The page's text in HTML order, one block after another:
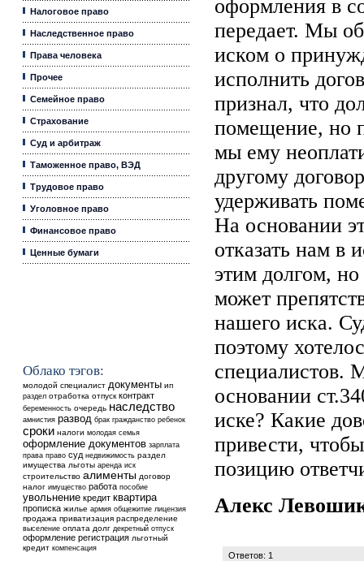
Налоговое право
Наследственное право
Права человека
Прочее
Семейное право
Страхование
Суд и арбитраж
Таможенное право, ВЭД
Трудовое право
Уголовное право
Финансовое право
Ценные бумаги
Облако тэгов:
молодой специалист документы ип
раздел отработка отпуск контракт
беременность очередь наследство
амнистия развод брак гражданство ребенок
сроки налоги молодая семья
оформление документов зарплата
права право суд недвижимость раздел
имущества льготы аренда иск
строительство алименты договор
налог имущество работа пособие
увольнение кредит квартира
прописка жилье армия общежитие лицензия
продажа приватизация распределение
выселение оплата долг декретный отпуск
оформление регистрация льготный
кредит компенсация
оформления в
передает. Мы
иском о
исполнить
признал, что
помещение, но
мы ему
другому
удерживать
На основании
отказать нам в
этим долгом, но
может
нашего иска.
поэтому
специалистов.
основании
иске? Какие
привести,
позицию
Алекс
Ответов: 1